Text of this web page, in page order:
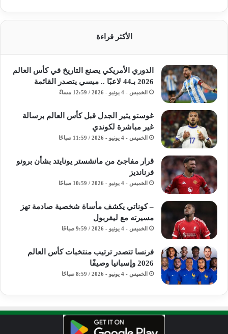
الأكثر قراءة
الدوري الأمريكي يصنع التاريخ في كأس العالم
2026 بـ44 لاعبًا .. ميسي يتصدر القائمة
الخميس - 4 يونيو - 2026 / 12:59 مساءً
غوستو يثير الجدل قبل كأس العالم برسالة
غير مباشرة لكوندي
الخميس - 4 يونيو - 2026 / 11:59 صباحًا
قرار مفاجئ من مانشستر يونايتد بشأن برونو
فرنانديز
الخميس - 4 يونيو - 2026 / 10:59 صباحًا
– كوناتي يكشف مأساة شخصية صادمة تهز
مسيرته مع ليفربول
الخميس - 4 يونيو - 2026 / 9:59 صباحًا
فرنسا تتصدر ترتيب منتخبات كأس العالم
2026 وإسبانيا وصيفًا
الخميس - 4 يونيو - 2026 / 8:59 صباحًا